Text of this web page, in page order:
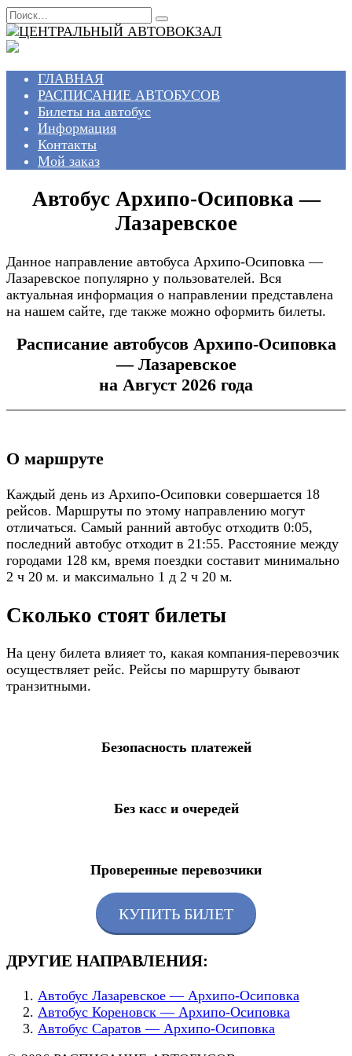
Перейти
к
содержанию
Search
for:
ГЛАВНАЯ
РАСПИСАНИЕ АВТОБУСОВ
Билеты на автобус
Информация
Контакты
Мой заказ
Автобус Архипо-Осиповка —
Лазаревское
Данное направление автобуса Архипо-Осиповка —
Лазаревское популярно у пользователей. Вся
актуальная информация о направлении представлена
на нашем сайте, где также можно оформить билеты.
Расписание автобусов Архипо-Осиповка
— Лазаревское
на Август 2026 года
О маршруте
Каждый день из Архипо-Осиповки совершается 18
рейсов. Маршруты по этому направлению могут
отличаться. Самый ранний автобус отходитв 0:05,
последний автобус отходит в 21:55. Расстояние между
городами 128 км, время поездки составит минимально
2 ч 20 м. и максимально 1 д 2 ч 20 м.
Сколько стоят билеты
На цену билета влияет то, какая компания-перевозчик
осуществляет рейс. Рейсы по маршруту бывают
транзитными.
Безопасность платежей
Без касс и очередей
Проверенные перевозчики
КУПИТЬ БИЛЕТ
ДРУГИЕ НАПРАВЛЕНИЯ:
Автобус Лазаревское — Архипо-Осиповка
Автобус Кореновск — Архипо-Осиповка
Автобус Саратов — Архипо-Осиповка